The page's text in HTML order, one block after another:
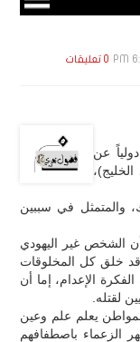
0 تعليقات
عن
والمتمثل في سببين
الشخص غير اليهودي
قد خلق كل المخلوقات
الإعدام، إما أن
لقتله.
يعلم علم وعين
الزعماء باصطفافهم